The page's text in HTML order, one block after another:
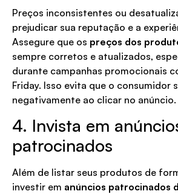
Preços inconsistentes ou
prejudicar sua reputação e a
Assegure que os preços dos
sempre corretos e atualizados,
durante campanhas promocionais
Friday. Isso evita que o consumidor
negativamente ao clicar no anúncio.
4. Invista em
patrocinados
Além de listar seus produtos de
investir em anúncios patrocinados